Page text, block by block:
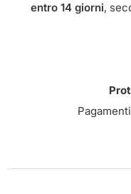
entro 14 giorni,